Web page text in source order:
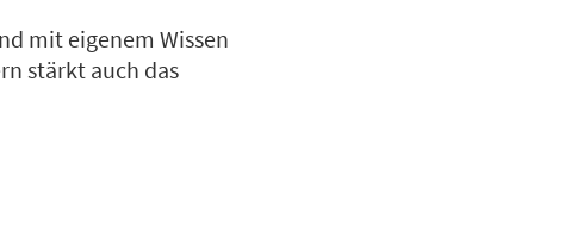
mit eigenem Wissen
stärkt auch das